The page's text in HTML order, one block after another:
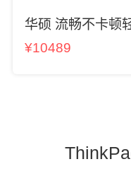
华硕 流畅不卡顿
¥10489